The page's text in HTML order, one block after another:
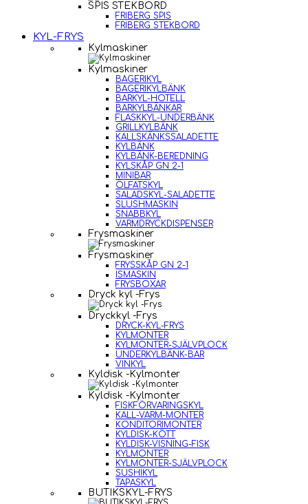
SPIS STEKBORD
FRIBERG SPIS
FRIBERG STEKBORD
KYL-FRYS
Kylmaskiner
Kylmaskiner
BAGERIKYL
BAGERIKYLBÄNK
BARKYL-HOTELL
BARKYLBÄNKAR
FLASKKYL-UNDERBÄNK
GRILLKYLBÄNK
KALLSKÄNKSSALADETTE
KYLBÄNK
KYLBÄNK-BEREDNING
KYLSKÅP GN 2-1
MINIBAR
ÖLFATSKYL
SALADSKYL-SALADETTE
SLUSHMASKIN
SNABBKYL
VARMDRYCKDISPENSER
Frysmaskiner
Frysmaskiner
FRYSSKÅP GN 2-1
ISMASKIN
FRYSBOXAR
Dryck kyl -Frys
Dryckkyl -Frys
DRYCK-KYL-FRYS
KYLMONTER
KYLMONTER-SJÄLVPLOCK
UNDERKYLBÄNK-BAR
VINKYL
Kyldisk -Kylmonter
Kyldisk -Kylmonter
FISKFÖRVARINGSKYL
KALL-VARM-MONTER
KONDITORIMONTER
KYLDISK-KÖTT
KYLDISK-VISNING-FISK
KYLMONTER
KYLMONTER-SJÄLVPLOCK
SUSHIKYL
TAPASKYL
BUTIKSKYL-FRYS